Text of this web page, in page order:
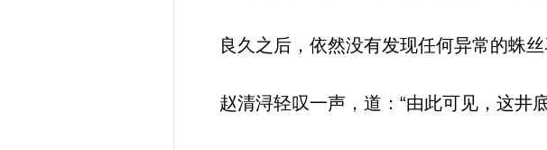
良久之后，依然没有发现任何异常的蛛
赵清浔轻叹一声，道：“由此可见，这井